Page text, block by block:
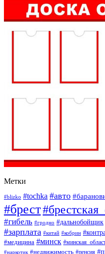
Метки
#blizko #tochka #авто
#брест
#гибель #гродно #дальнобойщик
#зарплата #китай #кобрин
#медицина #минск
#наркотик #недвижимость #пенсия